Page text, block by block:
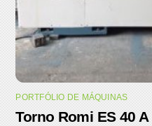
PORTFÓLIO DE MÁQUINAS
Torno Romi ES 40 A